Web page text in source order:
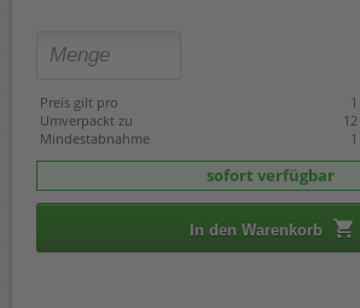
Preis gilt pro
Umverpackt zu
Mindestabnahme
sofort verfügbar
In den Warenkorb